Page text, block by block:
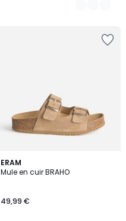
ERAM
Mule en cuir BRAHO
49,99 €
3
Couleurs